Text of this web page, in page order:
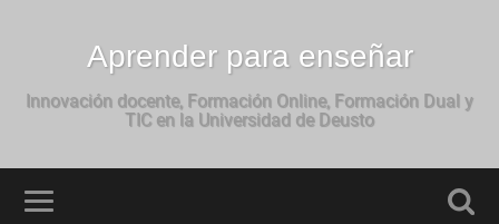
Aprender para enseñar
Innovación docente, Formación Online, Formación Dual y
TIC en la Universidad de Deusto